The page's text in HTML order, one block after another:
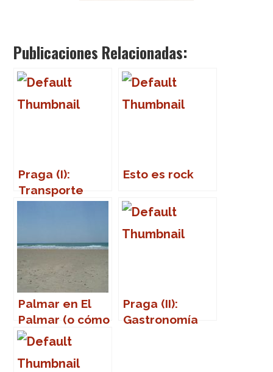
Publicaciones Relacionadas:
Praga (I):
Transporte
Esto es rock
Palmar en El
Palmar (o cómo
volver a la
Praga (II):
Gastronomía